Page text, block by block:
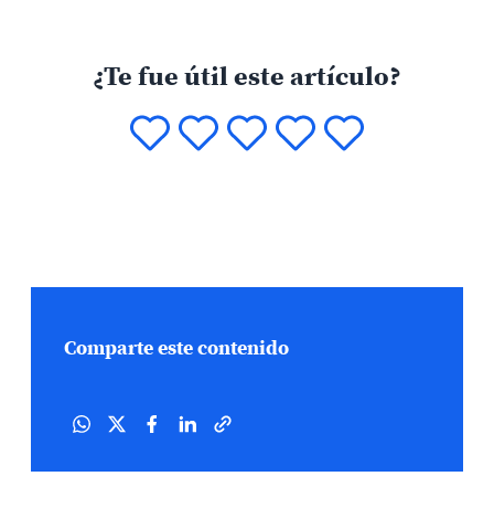
¿Te fue útil este artículo?
Comparte este contenido